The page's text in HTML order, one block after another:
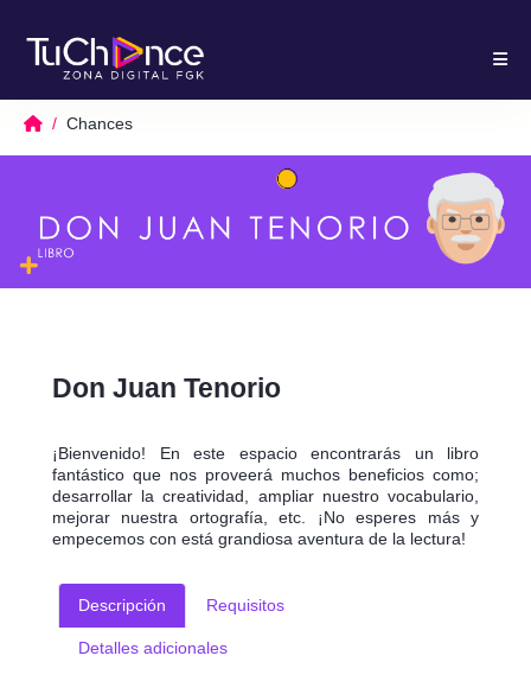
Chances
Don Juan Tenorio
¡Bienvenido! En este espacio encontrarás un libro
fantástico que nos proveerá muchos beneficios como;
desarrollar la creatividad, ampliar nuestro vocabulario,
mejorar nuestra ortografía, etc. ¡No esperes más y
empecemos con está grandiosa aventura de la lectura!
Descripción Requisitos
Detalles adicionales